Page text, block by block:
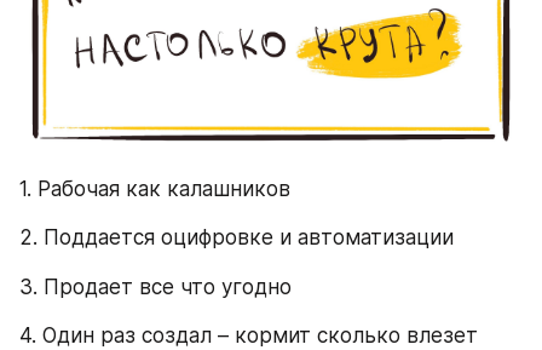
1. Рабочая как калашников
2. Поддается оцифровке и автоматизации
3. Продает все что угодно
4. Один раз создал – кормит сколько влезет